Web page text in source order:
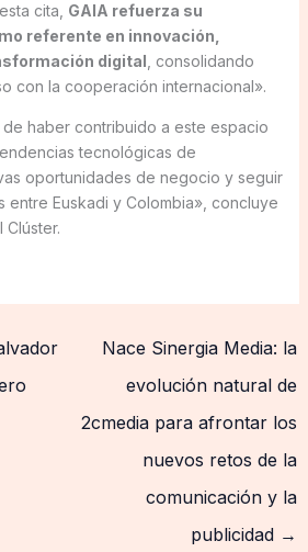
cita, GAIA refuerza su
referente en innovación,
digital , consolidando
con la cooperación internacional».
de haber contribuido a este espacio
tecnológicas de
oportunidades de negocio y seguir
entre Euskadi y Colombia», concluye
Nace Sinergia Media: la
evolución natural de
2cmedia para afrontar los
nuevos retos de la
comunicación y la
publicidad →